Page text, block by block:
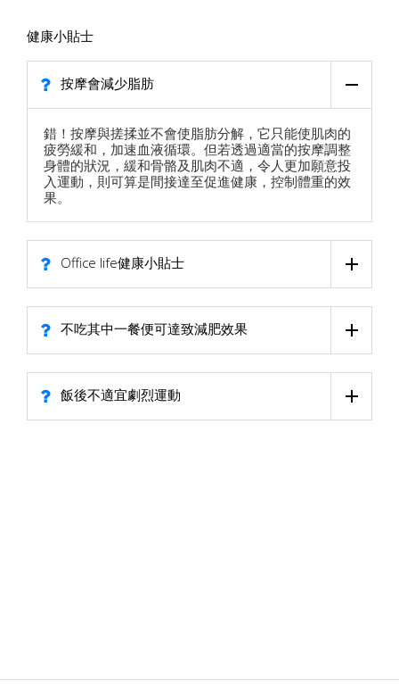
健康小貼士
按摩會減少脂肪
錯！按摩與搓揉並不會使脂肪分解，它只能使肌肉的
疲勞緩和，加速血液循環。但若透過適當的按摩調整
身體的狀況，緩和骨骼及肌肉不適，令人更加願意投
入運動，則可算是間接達至促進健康，控制體重的效
果。
Office life健康小貼士
不吃其中一餐便可達致減肥效果
飯後不適宜劇烈運動